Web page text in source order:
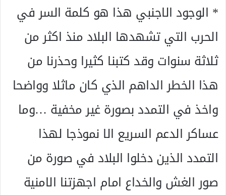
* الوجود الاجنبي هذا هو كلمة السر في
الحرب التي تشهدها البلاد منذ اكثر من
ثلاثة سنوات وقد كتبنا كثيرا وحذرنا من
هذا الخطر الداهم الذي كان ماثلا وواضحا
واخذ في التمدد بصورة غير مخفية …وما
عساكر الدعم السريع الا نموذجا لهذا
التمدد الذين دخلوا البلاد في صورة من
صور الغش والخداع امام اجهزتنا الامنية